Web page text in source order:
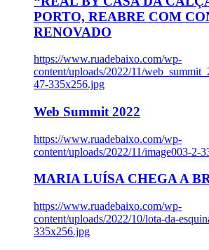
PORTO, REABRE COM
RENOVADO
https://www.ruadebaixo.com/wp-
content/uploads/2022/11/
47-335x256.jpg
Web Summit 2022
https://www.ruadebaixo.com/wp-
content/uploads/2022/11/image003-2-
MARIA LUÍSA CHEGA A
https://www.ruadebaixo.com/wp-
content/uploads/2022/10/lota-da-
335x256.jpg